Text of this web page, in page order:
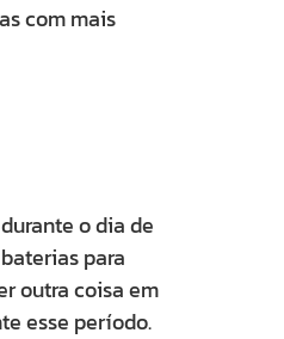
com mais
o dia de
para
outra coisa em
esse período.